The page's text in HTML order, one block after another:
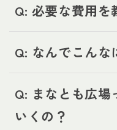
Q: 必要な費用を
Q: なんでこんな
Q: まなとも広場
いくの？